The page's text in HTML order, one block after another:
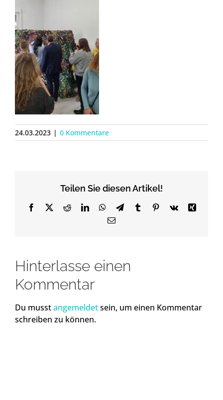
24.03.2023 | 0 Kommentare
Teilen Sie diesen Artikel!
Facebook
X RedditLinkedInWhatsApp
TelegramTumblrPinterest
Vk
Xing
Email
Hinterlasse einen
Kommentar
Du musstangemeldetsein, um einen Kommentar
schreiben zu können.